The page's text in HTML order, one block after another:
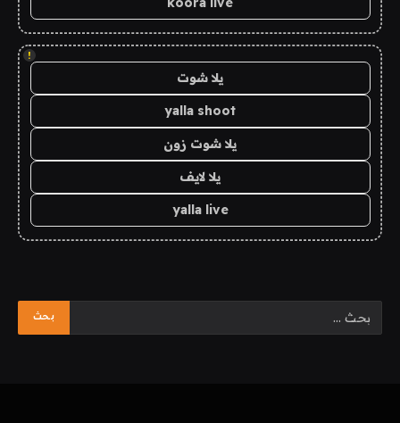
!
يلا شوت
yalla shoot
يلا شوت زون
يلا لايف
yalla live